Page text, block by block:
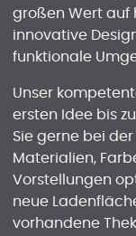
großen Wert auf
innovative
funktionale
Unser
ersten Idee bis
Sie gerne bei
Materialien,
Vorstellungen
neue
vorhandene